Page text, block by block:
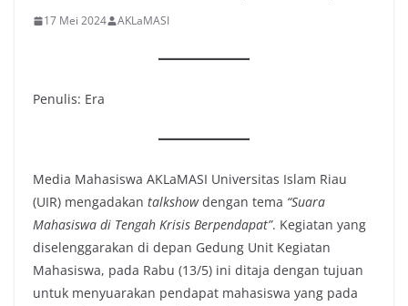
17 Mei 2024 AKLaMASI
Penulis: Era
Media Mahasiswa AKLaMASI Universitas Islam Riau
(UIR) mengadakan talkshowdengan tema “Suara
Mahasiswa di Tengah Krisis Berpendapat”. Kegiatan yang
diselenggarakan di depan Gedung Unit Kegiatan
Mahasiswa, pada Rabu (13/5) ini ditaja dengan tujuan
untuk menyuarakan pendapat mahasiswa yang pada